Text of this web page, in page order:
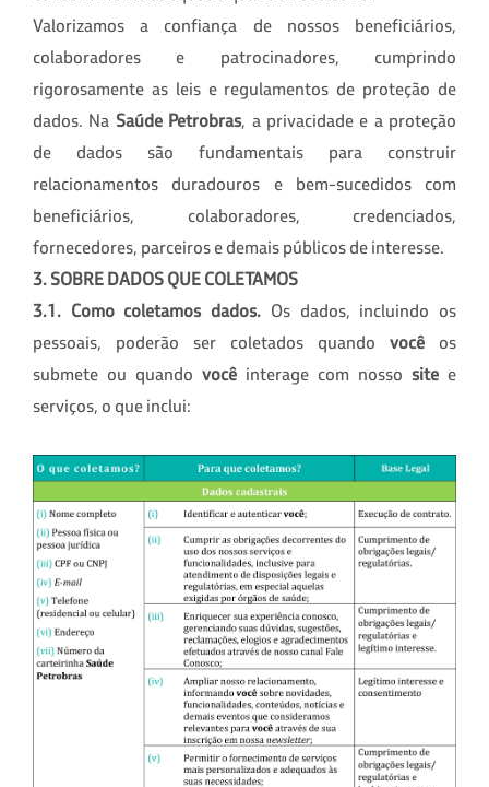
Valorizamos a confiança de nossos beneficiários,
colaboradores e patrocinadores, cumprindo
rigorosamente as leis e regulamentos de proteção de
dados. Na Saúde Petrobras, a privacidade e a proteção
de dados são fundamentais para construir
relacionamentos duradouros e bem-sucedidos com
beneficiários, colaboradores, credenciados,
fornecedores, parceiros e demais públicos de interesse.
3. SOBRE DADOS QUE COLETAMOS
3.1. Como coletamos dados. Os dados, incluindo os
pessoais, poderão ser coletados quando você os
submete ou quando você interage com nosso site e
serviços, o que inclui: